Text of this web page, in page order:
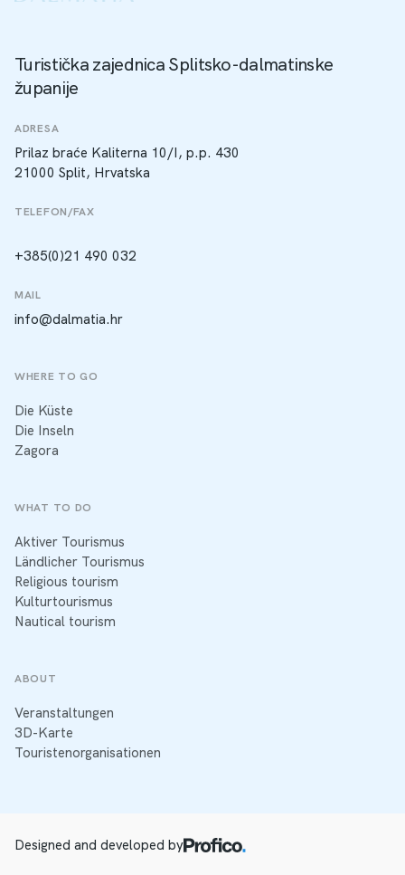
Turistička zajednica Splitsko-dalmatinske
županije
ADRESA
Prilaz braće Kaliterna 10/I, p.p. 430
21000 Split, Hrvatska
TELEFON/FAX
+385(0)21 490 032
MAIL
info@dalmatia.hr
WHERE TO GO
Die Küste
Die Inseln
Zagora
WHAT TO DO
Aktiver Tourismus
Ländlicher Tourismus
Religious tourism
Kulturtourismus
Nautical tourism
ABOUT
Veranstaltungen
3D-Karte
Touristenorganisationen
Designed and developed by